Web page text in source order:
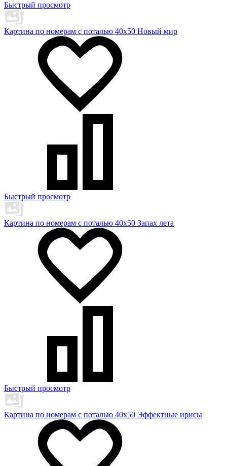
Быстрый просмотр
Картина по номерам с поталью 40х50 Новый мир
Быстрый просмотр
Картина по номерам с поталью 40х50 Запах лета
Быстрый просмотр
Картина по номерам с поталью 40х50 Эффектные ирисы